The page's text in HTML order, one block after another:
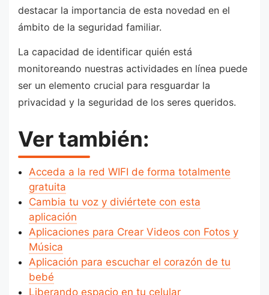
destacar la importancia de esta novedad en el
ámbito de la seguridad familiar.
La capacidad de identificar quién está
monitoreando nuestras actividades en línea puede
ser un elemento crucial para resguardar la
privacidad y la seguridad de los seres queridos.
Ver también:
Acceda a la red WIFI de forma totalmente
gratuita
Cambia tu voz y diviértete con esta
aplicación
Aplicaciones para Crear Videos con Fotos y
Música
Aplicación para escuchar el corazón de tu
bebé
Liberando espacio en tu celular